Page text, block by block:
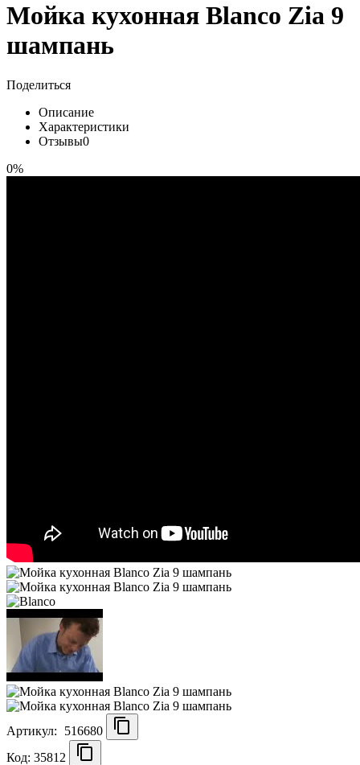
Мойка кухонная Blanco Zia 9
шампань
Поделиться
Описание
Характеристики
Отзывы0
0%
Артикул:
516680
Код: 35812